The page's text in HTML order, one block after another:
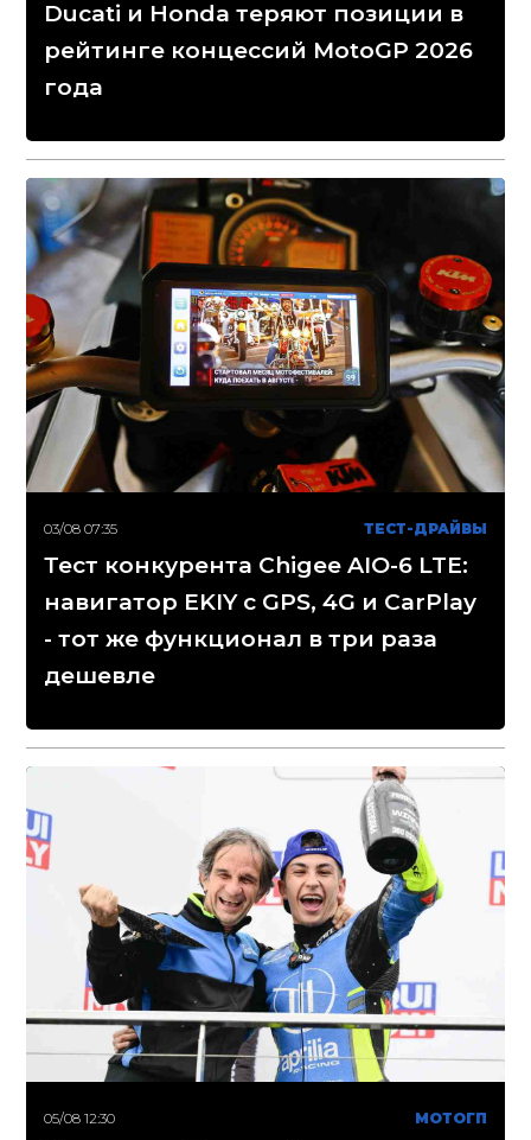
Ducati и Honda теряют позиции в
рейтинге концессий MotoGP 2026
года
03/08 07:35 ТЕСТ-ДРАЙВЫ
Тест конкурента Chigee AIO-6 LTE:
навигатор EKIY с GPS, 4G и CarPlay
- тот же функционал в три раза
дешевле
05/08 12:30 МОТОГП